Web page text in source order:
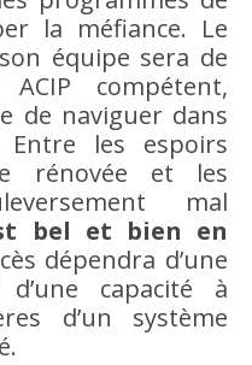
la méfiance. Le
équipe sera de
compétent,
de naviguer dans
Entre les espoirs
rénovée et les
mal
bel et bien en
dépendra d’une
capacité à
d’un système